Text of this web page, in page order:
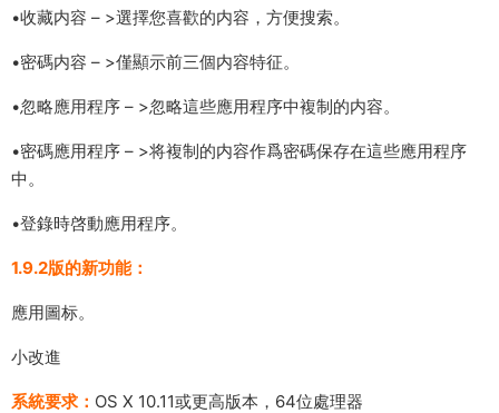
•收藏内容 – >選擇您喜歡的内容，方便搜索。
•密碼内容 – >僅顯示前三個内容特征。
•忽略應用程序 – >忽略這些應用程序中複制的内容。
•密碼應用程序 – >将複制的内容作爲密碼保存在這些應用程序
中。
•登錄時啓動應用程序。
1.9.2版的新功能：
應用圖标。
小改進
系統要求： OS X 10.11或更高版本，64位處理器